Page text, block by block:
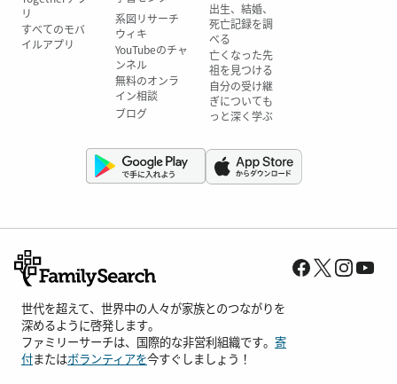
リ
すべてのモバ
イルアプリ
系図リサーチ
ウィキ
YouTubeのチャ
ンネル
無料のオンラ
イン相談
ブログ
出生、結婚、
死亡記録を調
べる
亡くなった先
祖を見つける
自分の受け継
ぎについても
っと深く学ぶ
世代を超えて、世界中の人々が家族とのつながりを
深めるように啓発します。
ファミリーサーチは、国際的な非営利組織です。 寄
付またはボランティアを今すぐしましょう！